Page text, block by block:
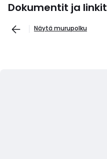
Dokumentit ja linkit
Näytä murupolku